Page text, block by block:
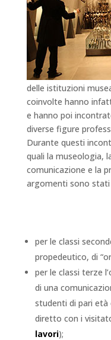
delle istituzioni
coinvolte hanno
e hanno poi
diverse figure
Durante questi
quali la museologia,
comunicazione e la
argomenti sono stati
per le classi
propedeutico, di
per le classi terze
di una
studenti di pari
diretto con i
lavori);